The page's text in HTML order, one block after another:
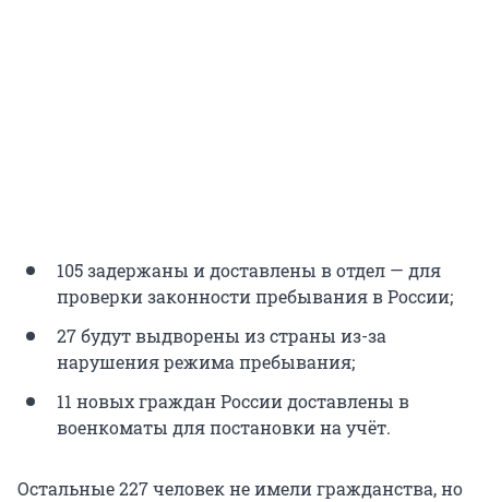
105 задержаны и доставлены в отдел — для
проверки законности пребывания в России;
27 будут выдворены из страны из-за
нарушения режима пребывания;
11 новых граждан России доставлены в
военкоматы для постановки на учёт.
Остальные 227 человек не имели гражданства, но